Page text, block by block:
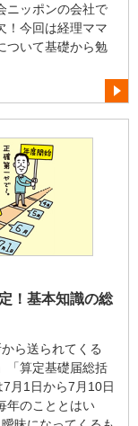
ニッポンの会社で
！今回は経理ママ
ついて基礎から勉
！基本知識の総
ら送られてくる
「算定基礎届総括
月1日から7月10日
年のこととはい